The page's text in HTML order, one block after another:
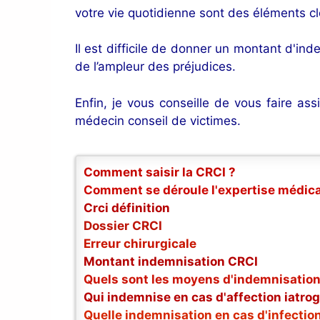
votre vie quotidienne sont des éléments
Il est difficile de donner un montant
de l’ampleur des préjudices.
Enfin, je vous conseille de vous faire
médecin conseil de victimes.
Comment saisir la CRCI ?
Comment se déroule l'expertise
Crci définition
Dossier CRCI
Erreur chirurgicale
Montant indemnisation CRCI
Quels sont les moyens
Qui indemnise en cas d'affection
Quelle indemnisation en cas